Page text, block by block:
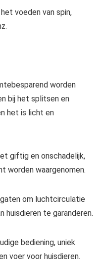
voeden van spin,
worden
bij het splitsen en
het is licht en
giftig en onschadelijk,
worden waargenomen.
om luchtcirculatie
huisdieren te garanderen.
bediening, uniek
voer voor huisdieren.